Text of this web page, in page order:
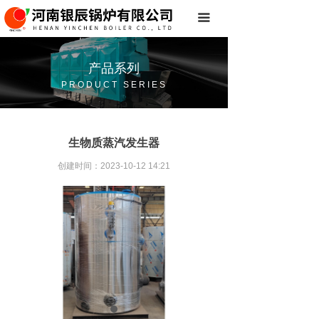
끀
首页
常见问题
产品系列
PRODUCT SERIES
生物质蒸汽发生器
创建时间： 2023-10-12 14:21